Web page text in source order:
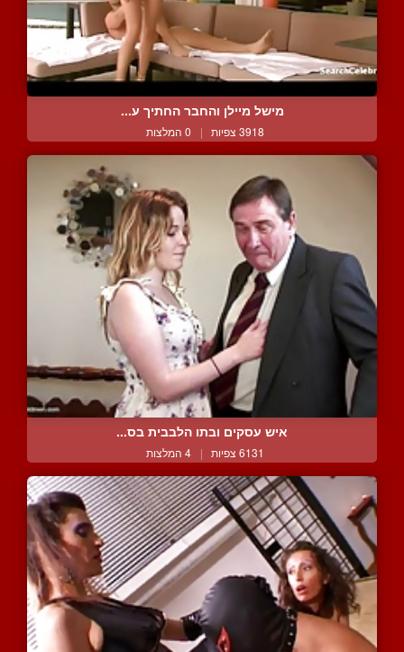
מישל מיילן והחבר החתיך ע...
3918 צפיות | 0 המלצות
איש עסקים ובתו הלבבית בס...
6131 צפיות | 4 המלצות